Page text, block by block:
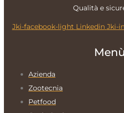
Qualità e
Jki-facebook-light Linkedin Jki-
Menù
Azienda
Zootecnia
Petfood